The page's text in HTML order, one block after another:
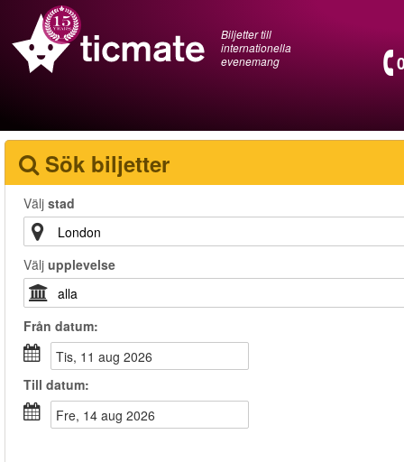
Biljetter till
internationella
evenemang
Sök biljetter
Välj stad
Välj upplevelse
Från datum:
tis, 11 aug 2026
Till datum:
fre, 14 aug 2026